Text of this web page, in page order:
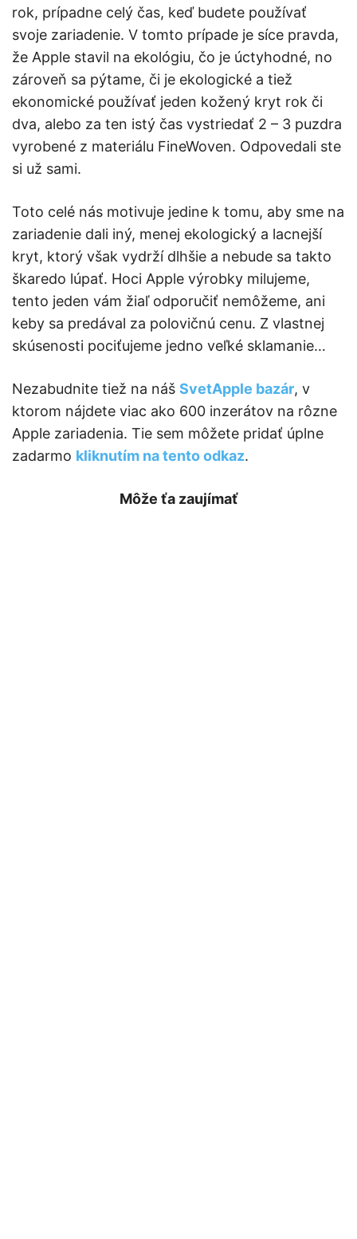
rok, prípadne celý čas, keď budete používať
svoje zariadenie. V tomto prípade je síce pravda,
že Apple stavil na ekológiu, čo je úctyhodné, no
zároveň sa pýtame, či je ekologické a tiež
ekonomické používať jeden kožený kryt rok či
dva, alebo za ten istý čas vystriedať 2 – 3 puzdra
vyrobené z materiálu FineWoven. Odpovedali ste
si už sami.
Toto celé nás motivuje jedine k tomu, aby sme na
zariadenie dali iný, menej ekologický a lacnejší
kryt, ktorý však vydrží dlhšie a nebude sa takto
škaredo lúpať. Hoci Apple výrobky milujeme,
tento jeden vám žiaľ odporučiť nemôžeme, ani
keby sa predával za polovičnú cenu. Z vlastnej
skúsenosti pociťujeme jedno veľké sklamanie…
Nezabudnite tiež na náš SvetApple bazár, v
ktorom nájdete viac ako 600 inzerátov na rôzne
Apple zariadenia. Tie sem môžete pridať úplne
zadarmo kliknutím na tento odkaz.
Môže ťa zaujímať